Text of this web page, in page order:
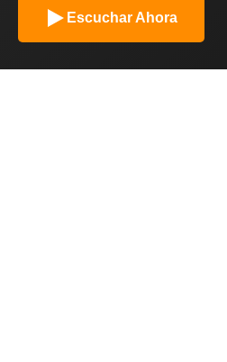
Escuchar Ahora